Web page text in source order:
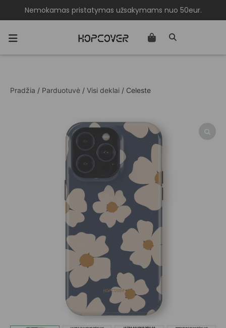
Nemokamas pristatymas užsakymams nuo 50eur.
Pradžia / Parduotuvė / Visi deklai / Celeste